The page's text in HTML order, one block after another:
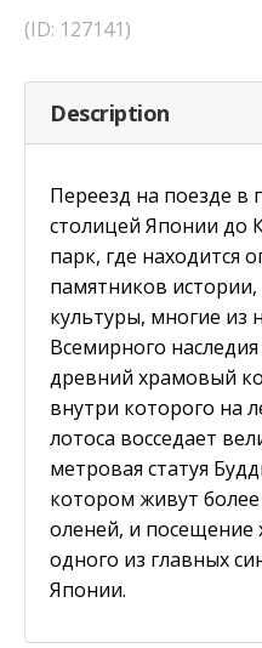
(ID: 127141)
Description
Переезд на поезде в
столицей Японии до
парк, где находится
памятников
культуры, многие из
Всемирного
древний храмовый
внутри которого на
лотоса восседает
метровая статуя
котором живут
оленей, и посещение
одного из главных
Японии.